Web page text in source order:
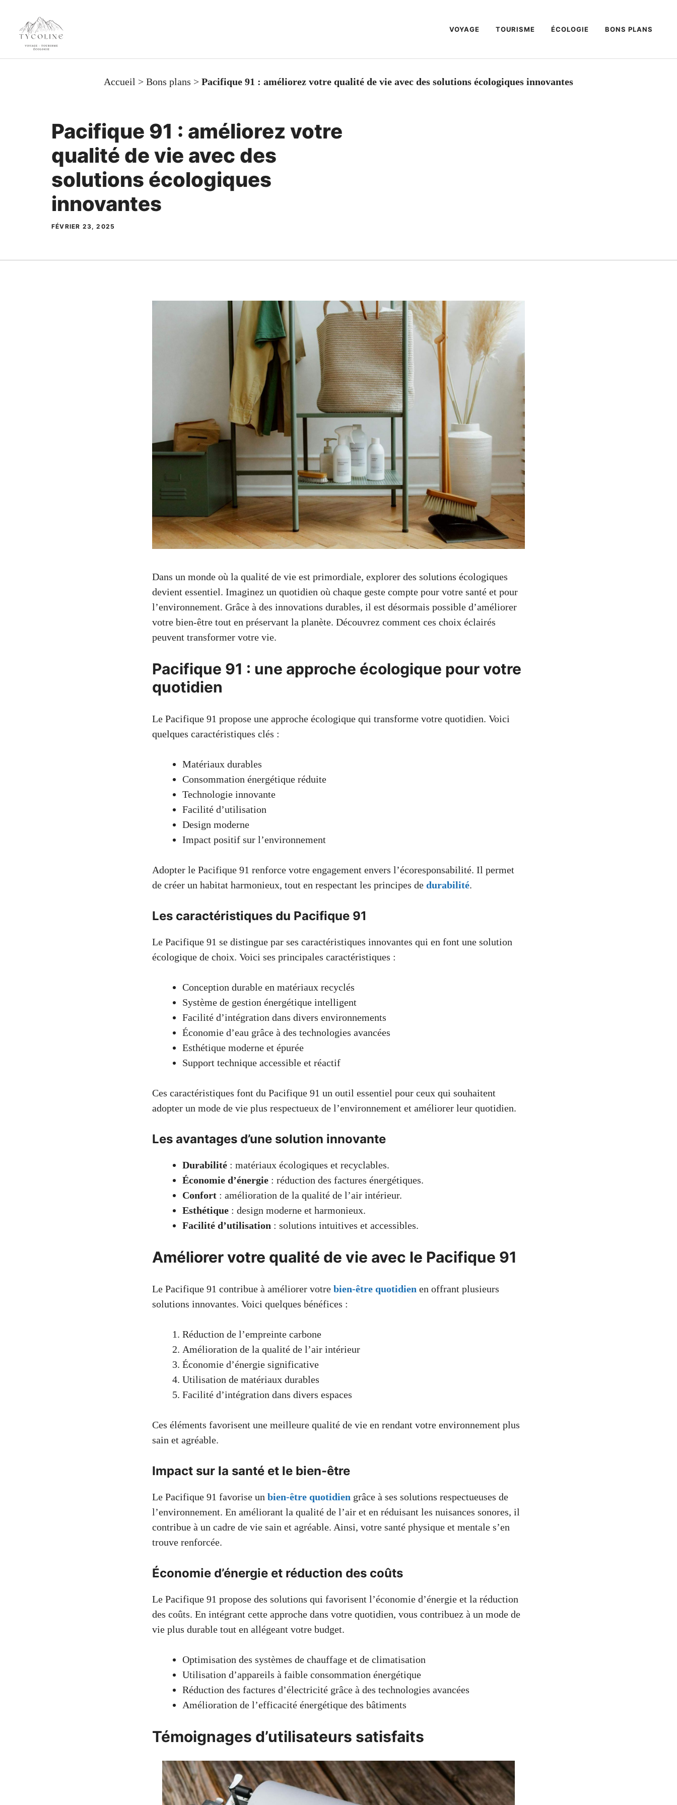
contenu
VOYAGE TOURISME ÉCOLOGIE BONS PLANS
Accueil > Bons plans > Pacifique 91 : améliorez votre qualité de vie avec des solutions écologiques innovantes
Pacifique 91 : améliorez votre
qualité de vie avec des
solutions écologiques
innovantes
FÉVRIER 23, 2025
Dans un monde où la qualité de vie est primordiale, explorer des solutions écologiques
devient essentiel. Imaginez un quotidien où chaque geste compte pour votre santé et pour
l’environnement. Grâce à des innovations durables, il est désormais possible d’améliorer
votre bien-être tout en préservant la planète. Découvrez comment ces choix éclairés
peuvent transformer votre vie.
Pacifique 91 : une approche écologique pour votre
quotidien
Le Pacifique 91 propose une approche écologique qui transforme votre quotidien. Voici
quelques caractéristiques clés :
Matériaux durables
Consommation énergétique réduite
Technologie innovante
Facilité d’utilisation
Design moderne
Impact positif sur l’environnement
Adopter le Pacifique 91 renforce votre engagement envers l’écoresponsabilité. Il permet
de créer un habitat harmonieux, tout en respectant les principes de durabilité.
Les caractéristiques du Pacifique 91
Le Pacifique 91 se distingue par ses caractéristiques innovantes qui en font une solution
écologique de choix. Voici ses principales caractéristiques :
Conception durable en matériaux recyclés
Système de gestion énergétique intelligent
Facilité d’intégration dans divers environnements
Économie d’eau grâce à des technologies avancées
Esthétique moderne et épurée
Support technique accessible et réactif
Ces caractéristiques font du Pacifique 91 un outil essentiel pour ceux qui souhaitent
adopter un mode de vie plus respectueux de l’environnement et améliorer leur quotidien.
Les avantages d’une solution innovante
Durabilité : matériaux écologiques et recyclables.
Économie d’énergie : réduction des factures énergétiques.
Confort : amélioration de la qualité de l’air intérieur.
Esthétique : design moderne et harmonieux.
Facilité d’utilisation : solutions intuitives et accessibles.
Améliorer votre qualité de vie avec le Pacifique 91
Le Pacifique 91 contribue à améliorer votre bien-être quotidien en offrant plusieurs
solutions innovantes. Voici quelques bénéfices :
Réduction de l’empreinte carbone
Amélioration de la qualité de l’air intérieur
Économie d’énergie significative
Utilisation de matériaux durables
Facilité d’intégration dans divers espaces
Ces éléments favorisent une meilleure qualité de vie en rendant votre environnement plus
sain et agréable.
Impact sur la santé et le bien-être
Le Pacifique 91 favorise un bien-être quotidien grâce à ses solutions respectueuses de
l’environnement. En améliorant la qualité de l’air et en réduisant les nuisances sonores, il
contribue à un cadre de vie sain et agréable. Ainsi, votre santé physique et mentale s’en
trouve renforcée.
Économie d’énergie et réduction des coûts
Le Pacifique 91 propose des solutions qui favorisent l’économie d’énergie et la réduction
des coûts. En intégrant cette approche dans votre quotidien, vous contribuez à un mode de
vie plus durable tout en allégeant votre budget.
Optimisation des systèmes de chauffage et de climatisation
Utilisation d’appareils à faible consommation énergétique
Réduction des factures d’électricité grâce à des technologies avancées
Amélioration de l’efficacité énergétique des bâtiments
Témoignages d’utilisateurs satisfaits